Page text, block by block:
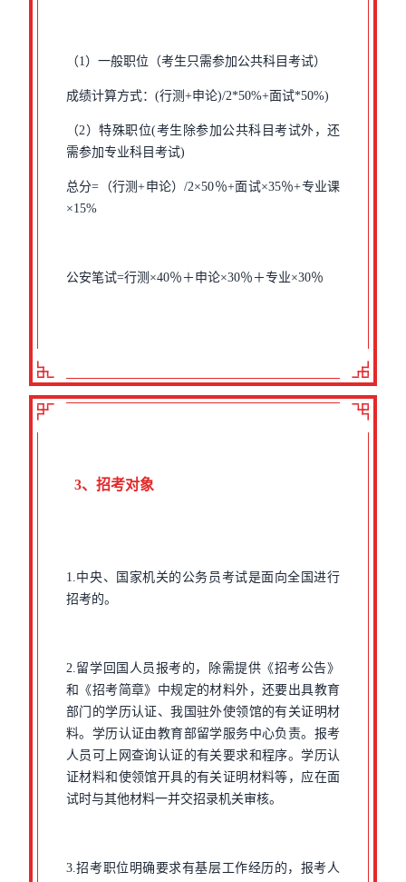
（1）一般职位（考生只需参加公共科目考试）
成绩计算方式：(行测+申论)/2*50%+面试*50%)
（2）特殊职位(考生除参加公共科目考试外，还
需参加专业科目考试)
总分=（行测+申论）/2×50％+面试×35％+专业课
×15%
公安笔试=行测×40％＋申论×30％＋专业×30％
3、招考对象
1.中央、国家机关的公务员考试是面向全国进行
招考的。
2.留学回国人员报考的，除需提供《招考公告》
和《招考简章》中规定的材料外，还要出具教育
部门的学历认证、我国驻外使领馆的有关证明材
料。学历认证由教育部留学服务中心负责。报考
人员可上网查询认证的有关要求和程序。学历认
证材料和使领馆开具的有关证明材料等，应在面
试时与其他材料一并交招录机关审核。
3.招考职位明确要求有基层工作经历的，报考人